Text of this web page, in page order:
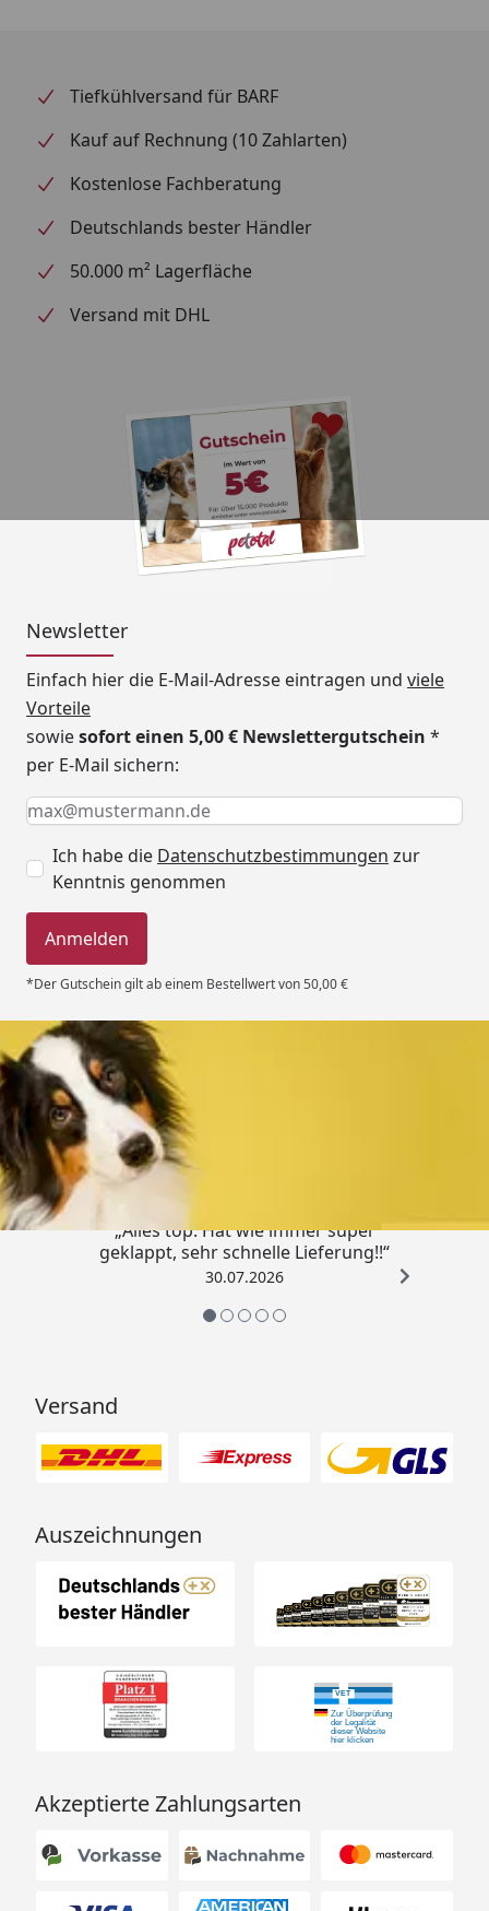
Tiefkühlversand für BARF
Kauf auf Rechnung (10 Zahlarten)
Kostenlose Fachberatung
Deutschlands bester Händler
50.000 m² Lagerfläche
Versand mit DHL
Newsletter
Einfach hier die E-Mail-Adresse eintragen und viele
Vorteile
sowiesofort einen 5,00 € Newslettergutschein *
per E-Mail sichern:
Keine Eingabe erforderlich
Eingabe erforderlich
E-Mail *
Ich habe die Datenschutzbestimmungen zur
Kenntnis genommen
Anmelden
*Der Gutschein gilt ab einem Bestellwert von 50,00 €
Trusted Shops
„Alles top. Hat wie immer super
geklappt, sehr schnelle Lieferung!!“
30.07.2026
Versand
Auszeichnungen
Akzeptierte Zahlungsarten